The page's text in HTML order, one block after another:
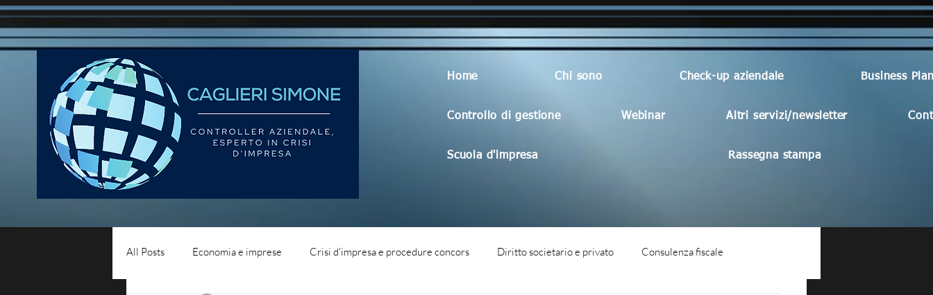
Home Chi sono Check-up aziendale Business
Controllo di gestione Webinar Altri servizi/newsletter
Scuola d'impresa Rassegna stampa
All Posts Economia e imprese Crisi d'impresa e procedure concors Diritto societario e privato Consulenza fiscale